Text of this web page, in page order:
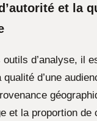
et la
d’analyse, il
d’une
et la proportion de